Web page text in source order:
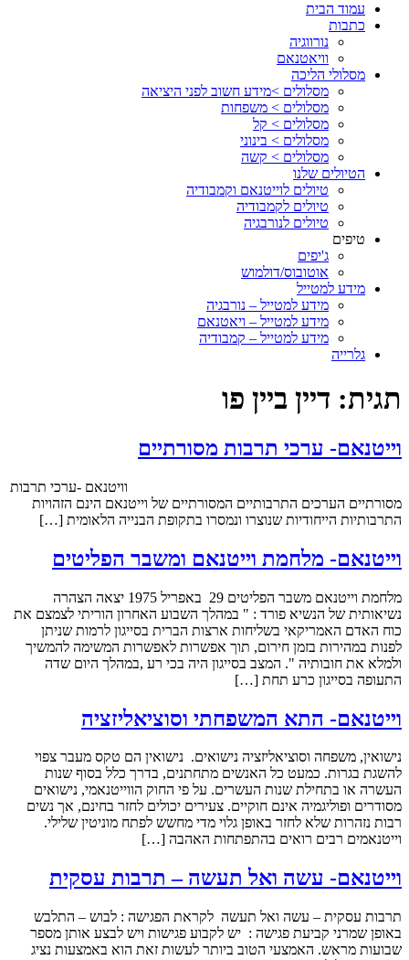
עמוד הבית
כתבות
נורווגיה
וויאטנאם
מסלולי הליכה
מסלולים >מידע חשוב לפני היציאה
מסלולים > משפחות
מסלולים > קל
מסלולים > בינוני
מסלולים > קשה
הטיולים שלנו
טיולים לוייטנאם וקמבודיה
טיולים לקמבודיה
טיולים לנורבגיה
טיפים
ג'יפים
אוטובוס/דולמוש
מידע למטייל
מידע למטייל – נורבגיה
מידע למטייל – ויאטנאם
מידע למטייל – קמבודיה
גלרייה
תגית: דיין ביין פו
וייטנאם- ערכי תרבות מסורתיים
וויטנאם -ערכי תרבות
מסורתיים הערכים התרבותיים המסורתיים של וייטנאם הינם הזהויות
התרבותיות הייחודיות שנוצרו ונמסרו בתקופת הבנייה הלאומית […]
וייטנאם- מלחמת וייטנאם ומשבר הפליטים
מלחמת וייטנאם משבר הפליטים 29 באפריל 1975 יצאה הצהרה
נשיאותית של הנשיא פורד : " במהלך השבוע האחרון הוריתי לצמצם את
כוח האדם האמריקאי בשליחות ארצות הברית בסייגון לרמות שניתן
לפנות במהירות בזמן חירום, תוך אפשרות לאפשרות המשימה להמשיך
ולמלא את חובותיה ". המצב בסייגון היה בכי רע ,במהלך היום שדה
התעופה בסייגון כרע תחת […]
וייטנאם- התא המשפחתי וסוציאליזציה
נישואין, משפחה וסוציאליזציה נישואים. נישואין הם טקס מעבר צפוי
להשגת בגרות. כמעט כל האנשים מתחתנים, בדרך כלל בסוף שנות
העשרה או בתחילת שנות העשרים. על פי החוק הווייטנאמי, נישואים
מסודרים ופוליגמיה אינם חוקיים. צעירים יכולים לחזר בחינם, אך נשים
רבות נזהרות שלא לחזר באופן גלוי מדי מחשש לפתח מוניטין שלילי.
וייטנאמים רבים רואים בהתפתחות האהבה […]
וייטנאם- עשה ואל תעשה – תרבות עסקית
תרבות עסקית – עשה ואל תעשה לקראת הפגישה : לבוש – התלבש
באופן שמרני קביעת פגישה : יש לקבוע פגישות ויש לבצע אותן מספר
שבועות מראש. האמצעי הטוב ביותר לעשות זאת הוא באמצעות נציג